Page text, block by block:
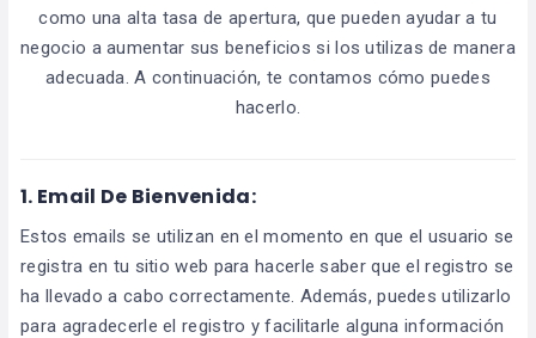
como una alta tasa de apertura, que pueden ayudar a tu
negocio a aumentar sus beneficios si los utilizas de manera
adecuada. A continuación, te contamos cómo puedes
hacerlo.
1. Email De Bienvenida:
Estos emails se utilizan en el momento en que el usuario se
registra en tu sitio web para hacerle saber que el registro se
ha llevado a cabo correctamente. Además, puedes utilizarlo
para agradecerle el registro y facilitarle alguna información